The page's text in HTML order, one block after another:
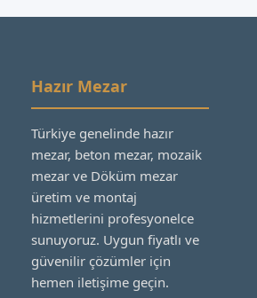
Hazır Mezar
Türkiye genelinde hazır
mezar, beton mezar, mozaik
mezar ve Döküm mezar
üretim ve montaj
hizmetlerini profesyonelce
sunuyoruz. Uygun fiyatlı ve
güvenilir çözümler için
hemen iletişime geçin.